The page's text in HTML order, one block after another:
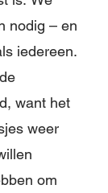
nodig – en
iedereen.
want het
​​weer
om